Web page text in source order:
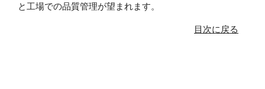
と工場での品質管理が望まれます。
目次に戻る